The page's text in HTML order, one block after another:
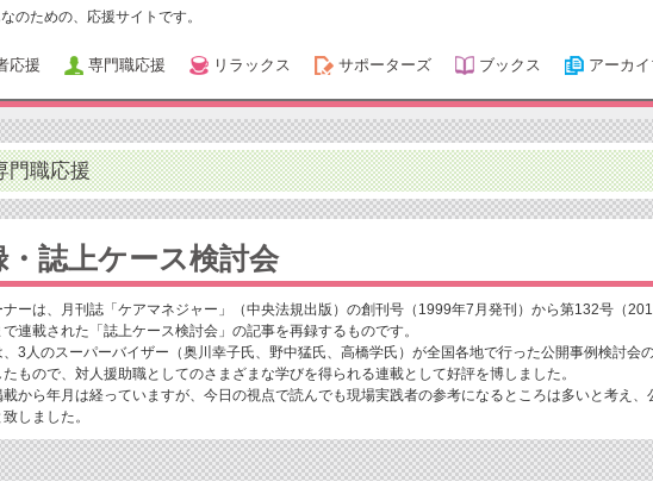
のための、応援サイトです。
応援 専門職応援 リラックス サポーターズ ブックス アーカ
門職応援
・誌上ケース検討会
ナーは、月刊誌「ケアマネジャー」（中央法規出版）の創刊号（1999年7月発刊）から第132号（
で連載された「誌上ケース検討会」の記事を再録するものです。
、3人のスーパーバイザー（奥川幸子氏、野中猛氏、高橋学氏）が全国各地で行った公開事例検討会
たもので、対人援助職としてのさまざまな学びを得られる連載として好評を博しました。
から年月は経っていますが、今日の視点で読んでも現場実践者の参考になるところは多いと考え、
しました。